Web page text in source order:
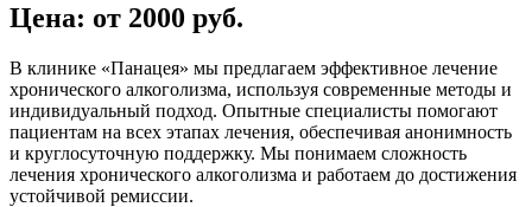
Цена: от 2000 руб.
В клинике «Панацея» мы предлагаем эффективное лечение
хронического алкоголизма, используя современные методы и
индивидуальный подход. Опытные специалисты помогают
пациентам на всех этапах лечения, обеспечивая анонимность
и круглосуточную поддержку. Мы понимаем сложность
лечения хронического алкоголизма и работаем до достижения
устойчивой ремиссии.